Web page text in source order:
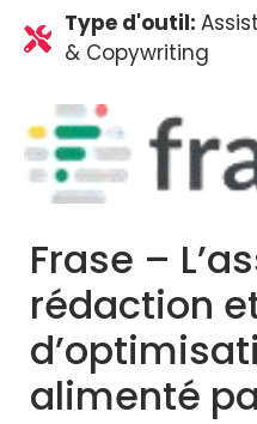
Type d'outil:
& Copywriting
Frase –
rédaction
alimenté